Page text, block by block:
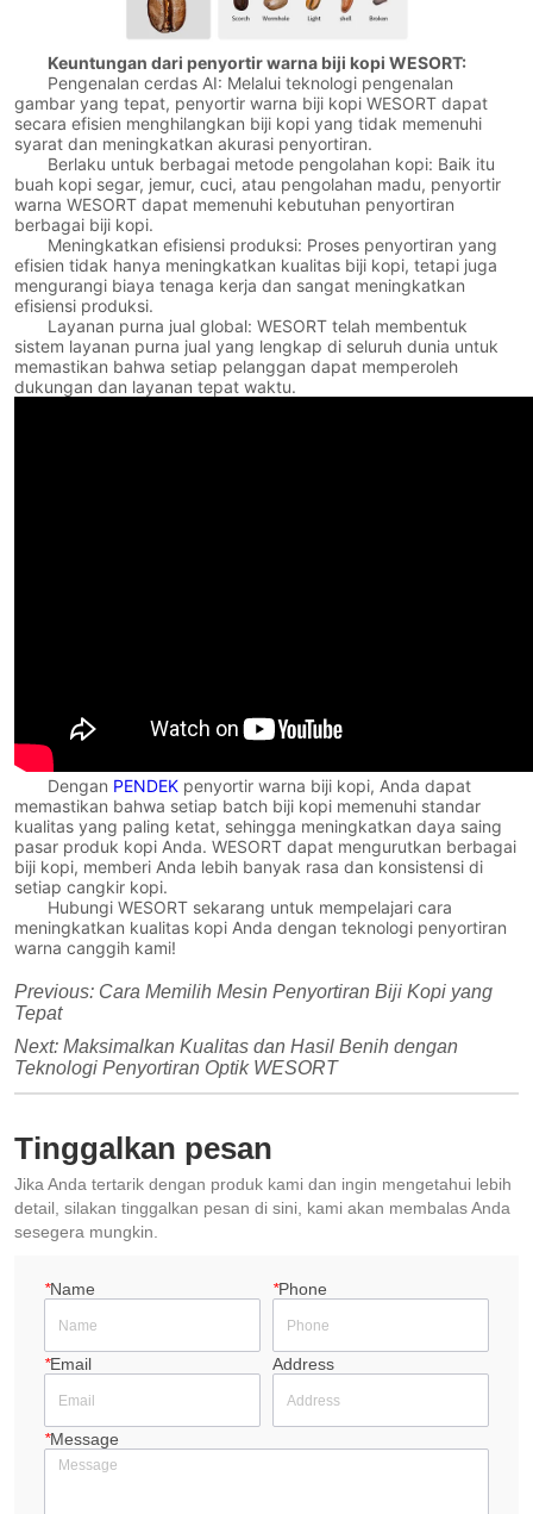
Keuntungan dari penyortir warna biji kopi WESORT:
Pengenalan cerdas AI: Melalui teknologi pengenalan
gambar yang tepat, penyortir warna biji kopi WESORT dapat
secara efisien menghilangkan biji kopi yang tidak memenuhi
syarat dan meningkatkan akurasi penyortiran.
Berlaku untuk berbagai metode pengolahan kopi: Baik itu
buah kopi segar, jemur, cuci, atau pengolahan madu, penyortir
warna WESORT dapat memenuhi kebutuhan penyortiran
berbagai biji kopi.
Meningkatkan efisiensi produksi: Proses penyortiran yang
efisien tidak hanya meningkatkan kualitas biji kopi, tetapi juga
mengurangi biaya tenaga kerja dan sangat meningkatkan
efisiensi produksi.
Layanan purna jual global: WESORT telah membentuk
sistem layanan purna jual yang lengkap di seluruh dunia untuk
memastikan bahwa setiap pelanggan dapat memperoleh
dukungan dan layanan tepat waktu.
Dengan PENDEK penyortir warna biji kopi, Anda dapat
memastikan bahwa setiap batch biji kopi memenuhi standar
kualitas yang paling ketat, sehingga meningkatkan daya saing
pasar produk kopi Anda. WESORT dapat mengurutkan berbagai
biji kopi, memberi Anda lebih banyak rasa dan konsistensi di
setiap cangkir kopi.
Hubungi WESORT sekarang untuk mempelajari cara
meningkatkan kualitas kopi Anda dengan teknologi penyortiran
warna canggih kami!
Previous: Cara Memilih Mesin Penyortiran Biji Kopi yang
Tepat
Next:Maksimalkan Kualitas dan Hasil Benih dengan
Teknologi Penyortiran Optik WESORT
Tinggalkan pesan
Jika Anda tertarik dengan produk kami dan ingin mengetahui lebih
detail, silakan tinggalkan pesan di sini, kami akan membalas Anda
sesegera mungkin.
*Name *Phone
*Email Address
*Message